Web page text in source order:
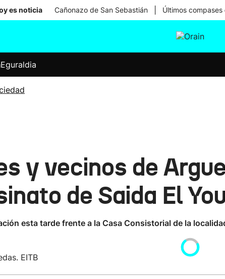
es noticia Cañonazo de San Sebastián Últimos compases
Eguraldia
y vecinos de
de Saida El
esta tarde frente a la Casa Consistorial de la
EITB